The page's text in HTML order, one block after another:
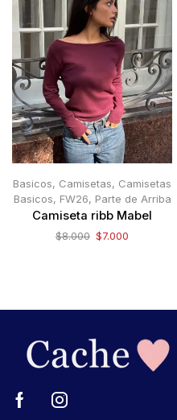
Basicos, Camisetas, Camisetas
Basicos, FW26, Parte de Arriba
Camiseta ribb Mabel
$8.000 $7.000